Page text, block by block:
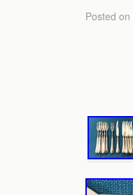
Posted on